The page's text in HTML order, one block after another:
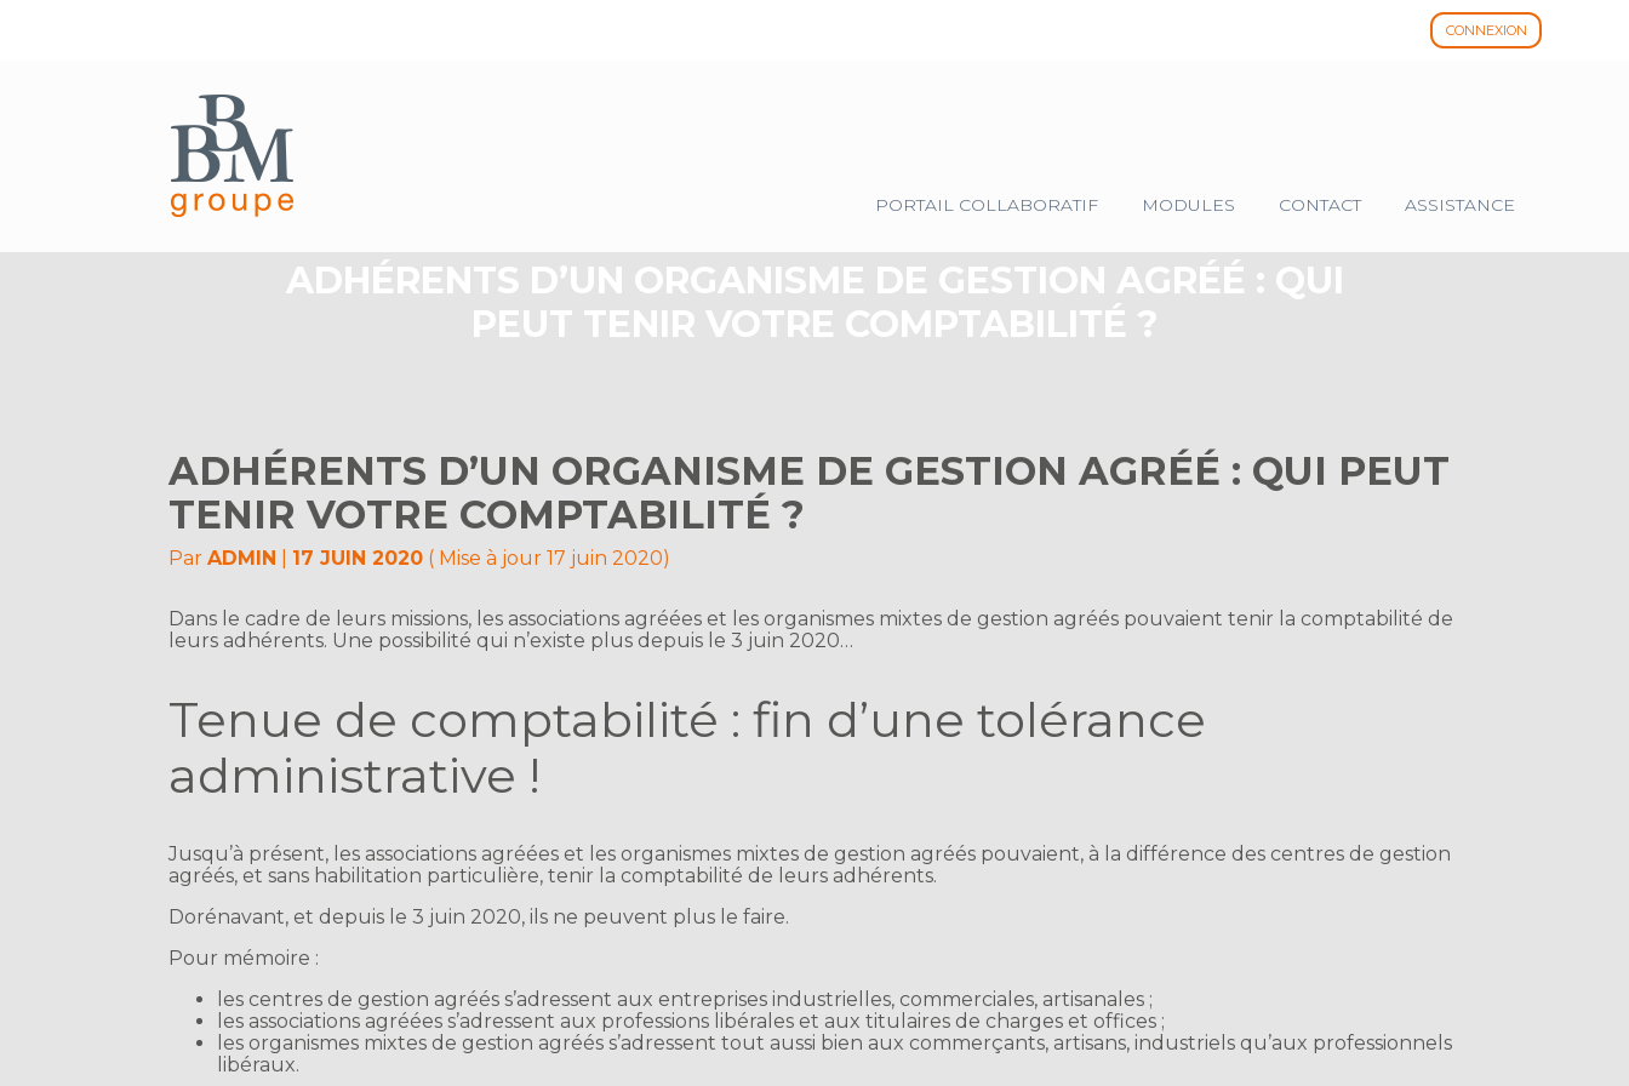
CONNEXION
Principal
PORTAIL COLLABORATIF MODULES CONTACT ASSISTANCE
ADHÉRENTS D’UN ORGANISME DE GESTION AGRÉÉ : QUI
PEUT TENIR VOTRE COMPTABILITÉ ?
ADHÉRENTS D’UN ORGANISME DE GESTION AGRÉÉ : QUI PEUT
TENIR VOTRE COMPTABILITÉ ?
ParADMIN 17 JUIN 2020 ( Mise à jour 17 juin 2020)
Dans le cadre de leurs missions, les associations agréées et les organismes mixtes de gestion agréés pouvaient tenir la comptabilité de
leurs adhérents. Une possibilité qui n’existe plus depuis le 3 juin 2020…
Tenue de comptabilité : fin d’une tolérance
administrative !
Jusqu’à présent, les associations agréées et les organismes mixtes de gestion agréés pouvaient, à la différence des centres de gestion
agréés, et sans habilitation particulière, tenir la comptabilité de leurs adhérents.
Dorénavant, et depuis le 3 juin 2020, ils ne peuvent plus le faire.
Pour mémoire :
les centres de gestion agréés s’adressent aux entreprises industrielles, commerciales, artisanales ;
les associations agréées s’adressent aux professions libérales et aux titulaires de charges et offices ;
les organismes mixtes de gestion agréés s’adressent tout aussi bien aux commerçants, artisans, industriels qu’aux professionnels
libéraux.